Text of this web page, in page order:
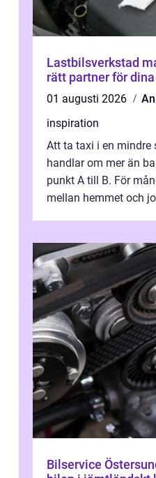
Lastbilsverkstad malmö så
rätt partner för
01 augusti 2026
inspiration
Att ta taxi i en mindre
handlar om mer än
punkt A till B. För
mellan hemmet och
Bilservice Östersund så tar du hand